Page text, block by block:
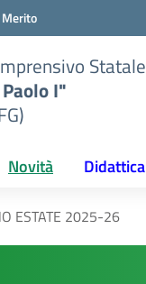
Statale
I"
Novità Didattica
ESTATE 2025-26